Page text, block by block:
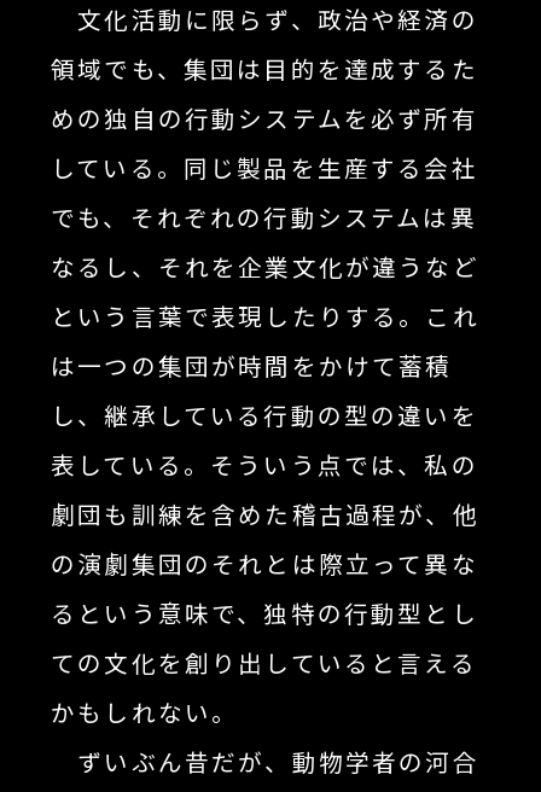
文化活動に限らず、政治や経済の
領域でも、集団は目的を達成するた
めの独自の行動システムを必ず所有
している。同じ製品を生産する会社
でも、それぞれの行動システムは異
なるし、それを企業文化が違うなど
という言葉で表現したりする。これ
は一つの集団が時間をかけて蓄積
し、継承している行動の型の違いを
表している。そういう点では、私の
劇団も訓練を含めた稽古過程が、他
の演劇集団のそれとは際立って異な
るという意味で、独特の行動型とし
ての文化を創り出していると言える
かもしれない。
ずいぶん昔だが、動物学者の河合